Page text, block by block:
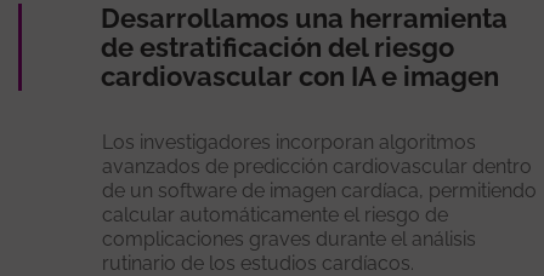
Desarrollamos una herramienta
de estratificación del riesgo
cardiovascular con IA e imagen
Los investigadores incorporan algoritmos
avanzados de predicción cardiovascular dentro
de un software de imagen cardíaca, permitiendo
calcular automáticamente el riesgo de
complicaciones graves durante el análisis
rutinario de los estudios cardíacos.